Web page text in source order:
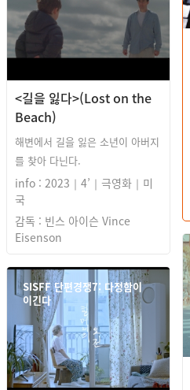
<길을 잃다>(Lost on the
Beach)
해변에서 길을 잃은 소년이 아버지
를 찾아 다닌다.
info : 2023｜4’｜극영화｜미
국
감독 : 빈스 아이슨 Vince
Eisenson
SISFF 단편경쟁7: 다정함이
이긴다